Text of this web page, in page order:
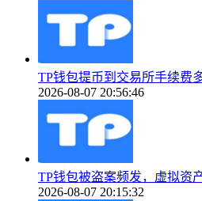
TP钱包提币到交易所手续费
2026-08-07 20:56:46
TP钱包被盗案频发，虚拟资
2026-08-07 20:15:32